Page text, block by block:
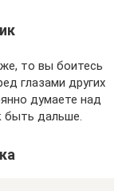
то вы боитесь
глазами других
думаете над
быть дальше.